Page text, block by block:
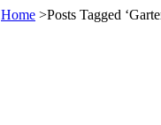
Home >Posts Tagged ‘